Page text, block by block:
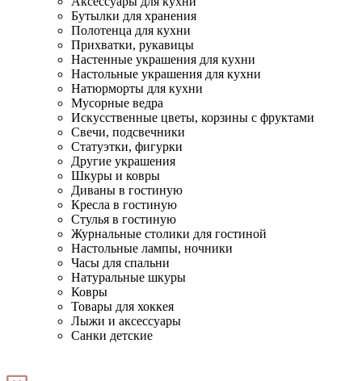
Бутылки для хранения
Полотенца для кухни
Прихватки, рукавицы
Настенные украшения для кухни
Настольные украшения для кухни
Натюрморты для кухни
Мусорные ведра
Искусственные цветы, корзины с фруктами
Свечи, подсвечники
Статуэтки, фигурки
Другие украшения
Шкуры и ковры
Диваны в гостиную
Кресла в гостиную
Стулья в гостиную
Журнальные столики для гостиной
Настольные лампы, ночники
Часы для спальни
Натуральные шкуры
Ковры
Товары для хоккея
Лыжи и аксессуары
Санки детские